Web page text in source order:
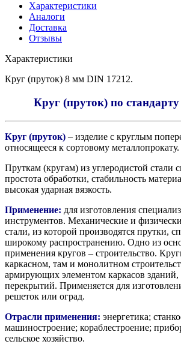
Характеристики
Аналоги
Доставка
Отзывы
Характеристики
Круг (пруток) 8 мм DIN 17212.
Круг (пруток) по
Круг (пруток) – изделие с круглым
относящееся к сортовому металлопрокату.
Пруткам (кругам) из углеродистой стали
простота обработки, стабильность
высокая ударная вязкость.
Применение: для изготовления
инструментов. Механические и
стали, из которой производятся прутки,
широкому распространению. Одно из
применения кругов – строительство.
каркасном, там и монолитном
армирующих элементом каркасов зданий,
перекрытий. Применяется для
решеток или оград.
Отрасли применения: энергетика;
машиностроение; кораблестроение;
сельское хозяйство.